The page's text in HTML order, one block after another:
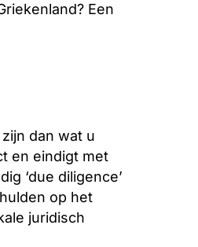
Een
dan wat u
en eindigt met
‘due diligence’
op het
juridisch